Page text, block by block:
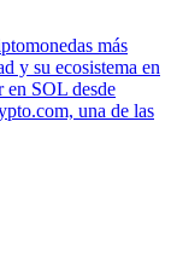
más
y su ecosistema en
en SOL desde
una de las